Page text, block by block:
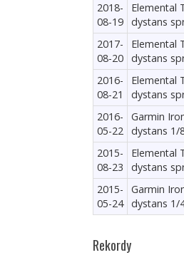
2018-
08-19
Elemental
dystans
2017-
08-20
Elemental
dystans
2016-
08-21
Elemental
dystans
2016-
05-22
Garmin
dystans 1/
2015-
08-23
Elemental
dystans
2015-
05-24
Garmin
dystans 1/
Rekordy